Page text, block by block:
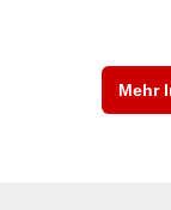
Mehr